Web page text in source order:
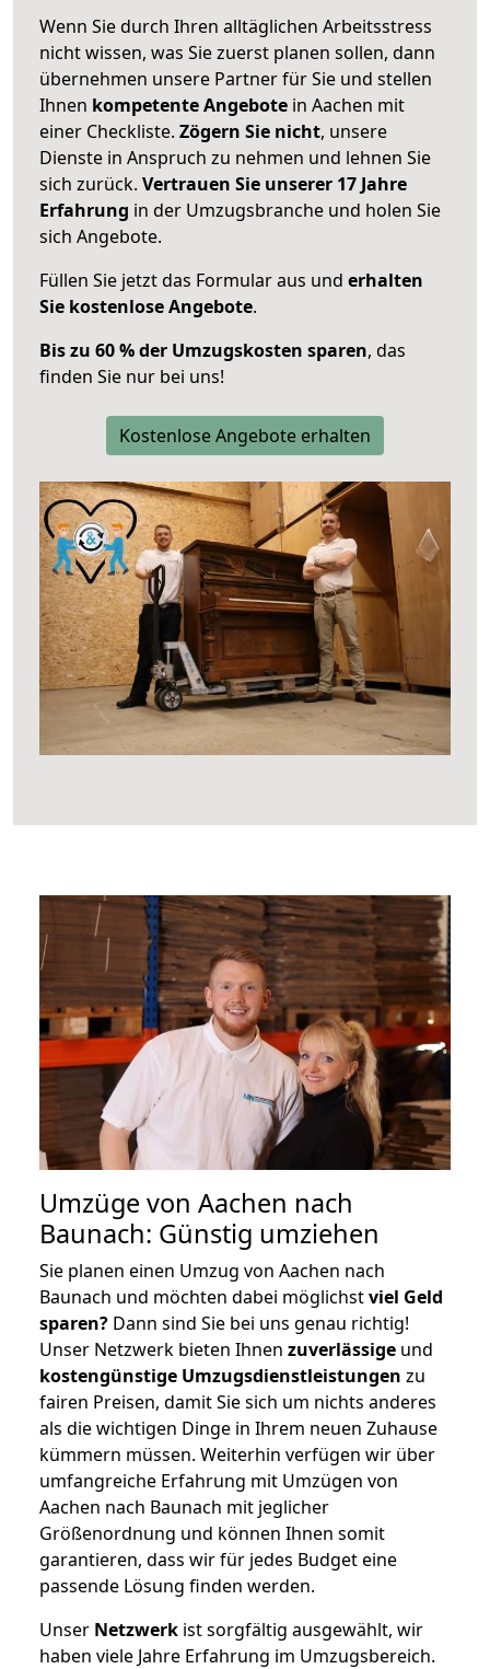
Wenn Sie durch Ihren alltäglichen Arbeitsstress
nicht wissen, was Sie zuerst planen sollen, dann
übernehmen unsere Partner für Sie und stellen
Ihnen kompetente Angebote in Aachen mit
einer Checkliste. Zögern Sie nicht, unsere
Dienste in Anspruch zu nehmen und lehnen Sie
sich zurück. Vertrauen Sie unserer 17 Jahre
Erfahrung in der Umzugsbranche und holen Sie
sich Angebote.
Füllen Sie jetzt das Formular aus und erhalten
Sie kostenlose Angebote.
Bis zu 60 % der Umzugskosten sparen, das
finden Sie nur bei uns!
Kostenlose Angebote erhalten
Umzüge von Aachen nach
Baunach: Günstig umziehen
Sie planen einen Umzug von Aachen nach
Baunach und möchten dabei möglichstviel Geld
sparen? Dann sind Sie bei uns genau richtig!
Unser Netzwerk bieten Ihnen zuverlässige und
kostengünstige Umzugsdienstleistungen zu
fairen Preisen, damit Sie sich um nichts anderes
als die wichtigen Dinge in Ihrem neuen Zuhause
kümmern müssen. Weiterhin verfügen wir über
umfangreiche Erfahrung mit Umzügen von
Aachen nach Baunach mit jeglicher
Größenordnung und können Ihnen somit
garantieren, dass wir für jedes Budget eine
passende Lösung finden werden.
Unser Netzwerk ist sorgfältig ausgewählt, wir
haben viele Jahre Erfahrung im Umzugsbereich.